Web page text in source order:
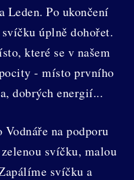
Leden. Po ukončení
úplně dohořet.
které se v našem
- místo prvního
dobrých energií...
na podporu
svíčku, malou
svíčku a